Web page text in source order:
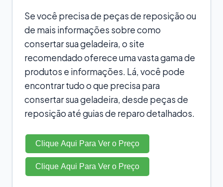
Se você precisa de peças de reposição ou
de mais informações sobre como
consertar sua geladeira, o site
recomendado oferece uma vasta gama de
produtos e informações. Lá, você pode
encontrar tudo o que precisa para
consertar sua geladeira, desde peças de
reposição até guias de reparo detalhados.
Clique Aqui Para Ver o Preço
Clique Aqui Para Ver o Preço